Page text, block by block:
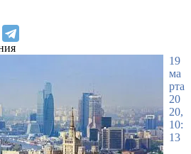
19
ма
рта
20
20,
10:
13